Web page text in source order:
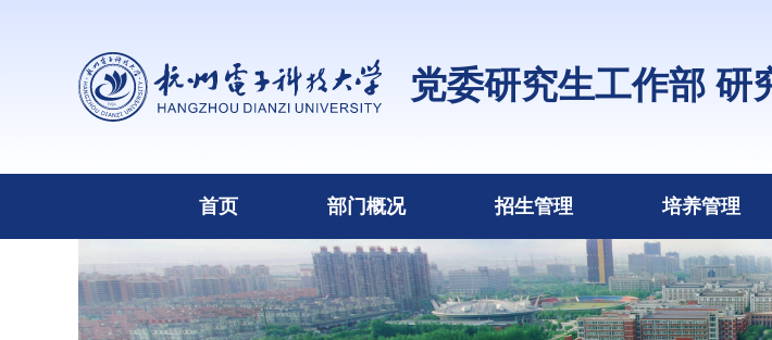
党委研究生工作部 研
首页 部门概况 招生管理 培养管理